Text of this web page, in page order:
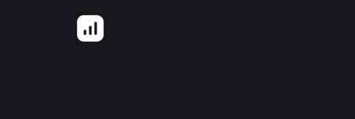
Hoppa till innehåll